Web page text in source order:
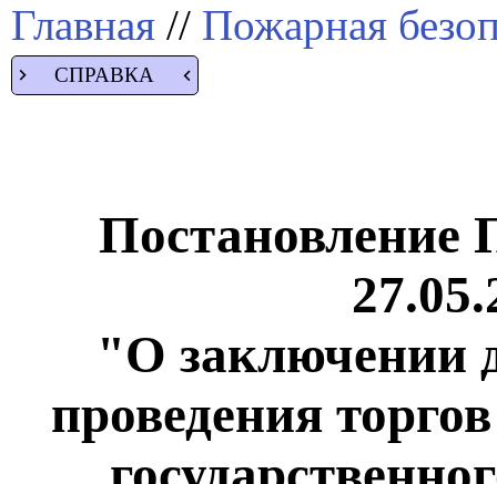
Главная // Пожарная
СПРАВКА
Постановление
"О заключении
проведения